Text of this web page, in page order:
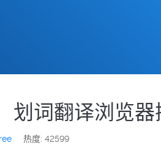
词翻译浏览器
热度: 42599